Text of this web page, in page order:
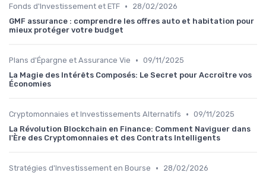
Fonds d'Investissement et ETF •
28/02/2026
GMF assurance : comprendre les offres auto et habitation pour
mieux protéger votre budget
Plans d'Épargne et Assurance Vie • 09/11/2025
La Magie des Intérêts Composés: Le Secret pour Accroître vos
Économies
Cryptomonnaies et Investissements Alternatifs • 09/11/2025
La Révolution Blockchain en Finance: Comment Naviguer dans
l'Ère des Cryptomonnaies et des Contrats Intelligents
Stratégies d'Investissement en Bourse •
28/02/2026